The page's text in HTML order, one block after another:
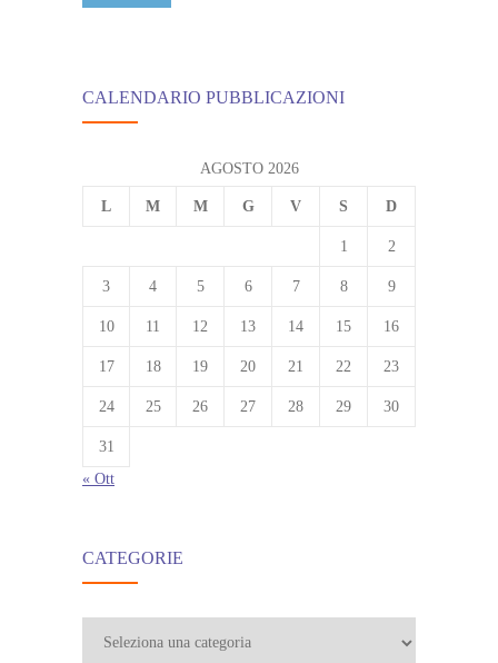
CALENDARIO PUBBLICAZIONI
AGOSTO 2026
L M M G V S D
1 2
3 4 5 6 7 8 9
10 11 12 13 14 15 16
17 18 19 20 21 22 23
24 25 26 27 28 29 30
31
« Ott
CATEGORIE